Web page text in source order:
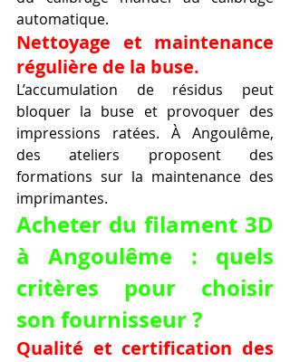
automatique.
Nettoyage et maintenance
régulière de la buse.
L’accumulation de résidus peut
bloquer la buse et provoquer des
impressions ratées. À Angoulême,
des ateliers proposent des
formations sur la maintenance des
imprimantes.
Acheter du filament 3D
à Angoulême : quels
critères pour choisir
son fournisseur ?
Qualité et certification des